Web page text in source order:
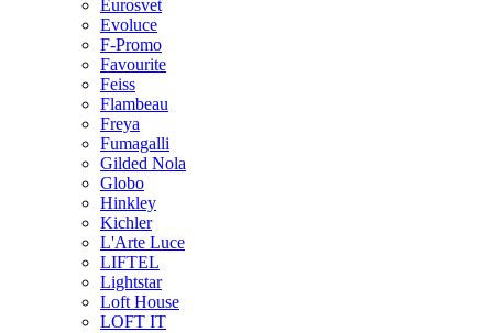
Eurosvet
Evoluce
F-Promo
Favourite
Feiss
Flambeau
Freya
Fumagalli
Gilded Nola
Globo
Hinkley
Kichler
L'Arte Luce
LIFTEL
Lightstar
Loft House
LOFT IT